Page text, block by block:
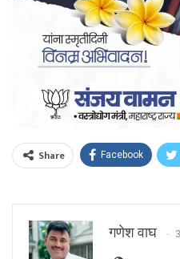
Share Facebook
गणेश वाघ